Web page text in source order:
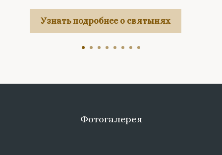
Узнать подробнее о святынях
Фотогалерея